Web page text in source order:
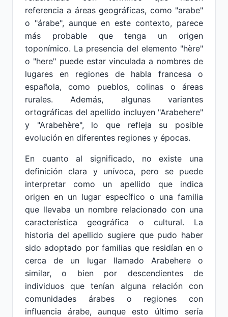
referencia a áreas geográficas, como "arabe"
o "árabe", aunque en este contexto, parece
más probable que tenga un origen
toponímico. La presencia del elemento "hère"
o "here" puede estar vinculada a nombres de
lugares en regiones de habla francesa o
española, como pueblos, colinas o áreas
rurales. Además, algunas variantes
ortográficas del apellido incluyen "Arabehere"
y "Arabehère", lo que refleja su posible
evolución en diferentes regiones y épocas.
En cuanto al significado, no existe una
definición clara y unívoca, pero se puede
interpretar como un apellido que indica
origen en un lugar específico o una familia
que llevaba un nombre relacionado con una
característica geográfica o cultural. La
historia del apellido sugiere que pudo haber
sido adoptado por familias que residían en o
cerca de un lugar llamado Arabehere o
similar, o bien por descendientes de
individuos que tenían alguna relación con
comunidades árabes o regiones con
influencia árabe, aunque esto último sería